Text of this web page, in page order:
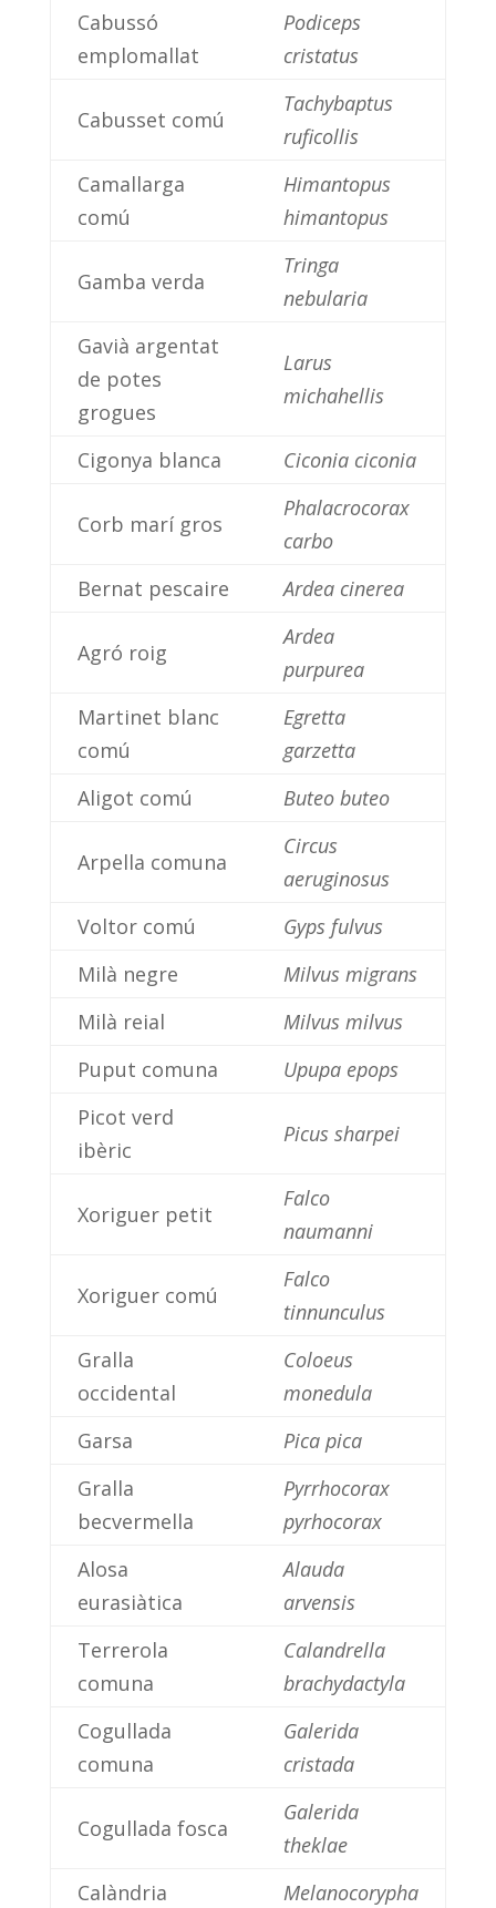
Cabussó
emplomallat
Podiceps
cristatus
Cabusset comú
Tachybaptus
ruficollis
Camallarga
comú
Himantopus
himantopus
Gamba verda
Tringa
nebularia
Gavià argentat
de potes
grogues
Larus
michahellis
Cigonya blanca Ciconia ciconia
Corb marí gros
Phalacrocorax
carbo
Bernat pescaire
Ardea cinerea
Agró roig
Ardea
purpurea
Martinet blanc
comú
Egretta
garzetta
Aligot comú
Buteo buteo
Arpella comuna
Circus
aeruginosus
Voltor comú
Gyps fulvus
Milà negre
Milvus migrans
Milà reial
Milvus milvus
Puput comuna
Upupa epops
Picot verd
ibèric
Picus sharpei
Xoriguer petit
Falco
naumanni
Xoriguer comú
Falco
tinnunculus
Gralla
occidental
Coloeus
monedula
Garsa
Pica pica
Gralla
becvermella
Pyrrhocorax
pyrhocorax
Alosa
eurasiàtica
Alauda
arvensis
Terrerola
comuna
Calandrella
brachydactyla
Cogullada
comuna
Galerida
cristada
Cogullada fosca
Galerida
theklae
Calàndria
Melanocorypha